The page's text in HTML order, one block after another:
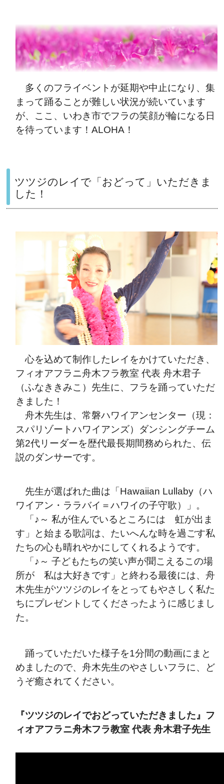
多くのフライベントが延期や中止になり、集
まって踊ることが難しい状況が続いています
が、ここ、いわき市でフラの笑顔が輪になる日
を待っています！ALOHA！
ツツジのレイで「おどって」いただきま
した！
心を込めて制作したレイをかけていただき、
フィオアフラニ舟木フラ教室 代表 舟木君子
（ふなききみこ）先生に、フラを踊っていただ
きました！
舟木先生は、常磐ハワイアンセンター（現：
スパリゾートハワイアンズ）ダンシングチーム
第2代リーダーを歴代最長期間務められた、伝
説のダンサーです。
先生が選ばれた曲は「Hawaiian Lullaby（ハ
ワイアン・ララバイ＝ハワイの子守歌）」。
「♪～ 私が住んでいるところには 虹が出ま
す」と始まる歌詞は、たいへんな時を過ごす私
たちの心も晴れやかにしてくれるようです。
「♪～ 子どもたちの笑い声が聞こえるこの場
所が 私は大好きです」と終わる最後には、舟
木先生がツツジのレイをとってもやさしく私た
ちにプレゼントしてくださったように感じまし
た。
踊っていただいた様子を1分間の動画にまと
めましたので、舟木先生のやさしいフラに、ど
うぞ癒されてください。
『ツツジのレイでおどっていただきました』フ
ィオアフラニ舟木フラ教室 代表 舟木君子先生